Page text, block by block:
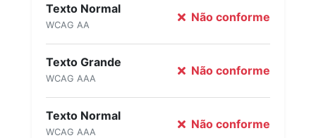
Texto Normal
WCAG AA
Não conforme
Texto Grande
WCAG AAA
Não conforme
Texto Normal
WCAG AAA
Não conforme